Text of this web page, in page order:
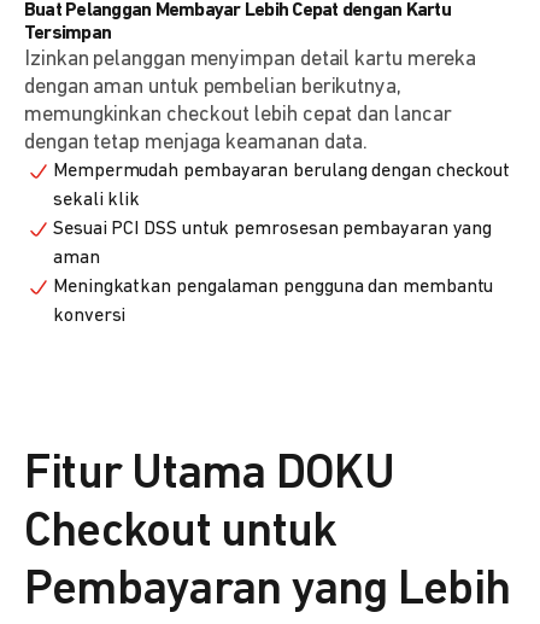
Buat Pelanggan Membayar Lebih Cepat dengan Kartu
Tersimpan
Izinkan pelanggan menyimpan detail kartu mereka
dengan aman untuk pembelian berikutnya,
memungkinkan checkout lebih cepat dan lancar
dengan tetap menjaga keamanan data.
Mempermudah pembayaran berulang dengan checkout
sekali klik
Sesuai PCI DSS untuk pemrosesan pembayaran yang
aman
Meningkatkan pengalaman pengguna dan membantu
konversi
Fitur Utama DOKU
Checkout untuk
Pembayaran yang Lebih